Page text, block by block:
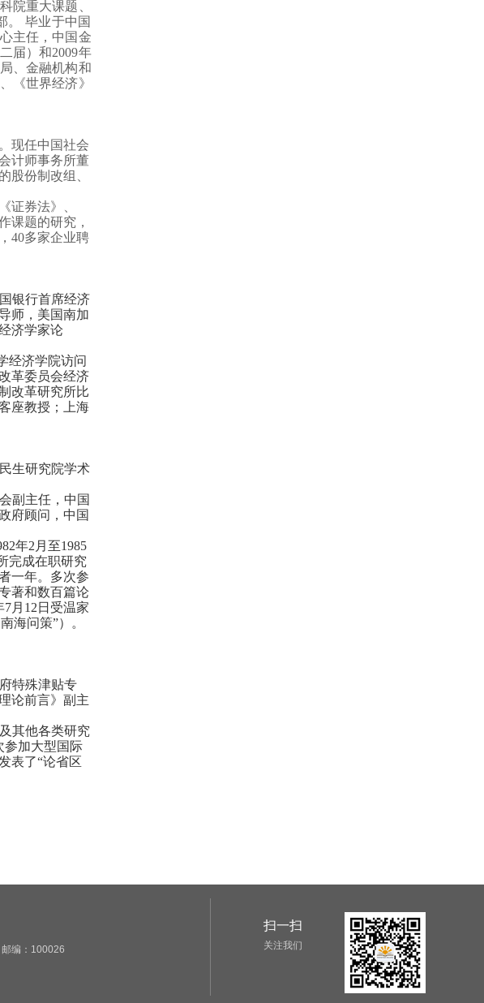
院重大课题、
。 毕业于中国
主任，中国金
届）和2009年
、金融机构和
《世界经济》
现任中国社会
计师事务所董
股份制改组、
证券法》、
课题的研究，
40多家企业聘
银行首席经济
师， 美国南加
济学家论
经济学院访问
革委员会经济
改革研究所比
座教授；上海
生研究院学术
副主任，中国
府顾问，中国
年2月至1985
完成在职研究
一年。多次参
著和数百篇论
7月12日受温家
海问策”）。
特殊津贴专
论前言》副主
其他各类研究
参加大型国际
表了“论省区
编：100026
扫一扫
关注我们